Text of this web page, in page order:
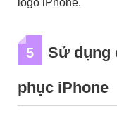
logo iPhone.
5
Sử dụng
phục iPhone